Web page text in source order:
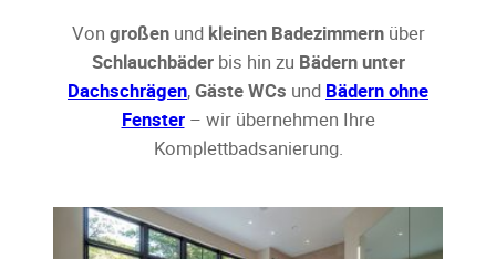
Von großenund kleinen Badezimmernüber
Schlauchbäderbis hin zu Bädern unter
Dachschrägen,Gäste WCs und Bädern ohne
Fenster– wir übernehmen Ihre
Komplettbadsanierung.